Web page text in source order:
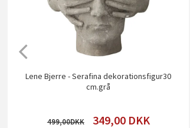
Lene Bjerre - Serafina dekorationsfigur30
cm.grå
499,00 349,00 DKK